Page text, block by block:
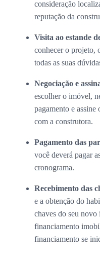
consideração
reputação da
Visita ao estande
conhecer o projeto,
todas as suas
Negociação e
escolher o imóvel,
pagamento e assine
com a construtora.
Pagamento das
você deverá pagar
cronograma.
Recebimento das
e a obtenção do
chaves do seu
financiamento
financiamento se